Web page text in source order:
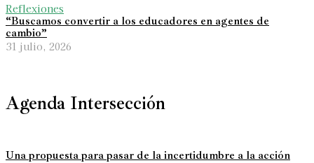
Reflexiones
“Buscamos convertir a los educadores en agentes de
cambio”
31 julio, 2026
Agenda Intersección
Una propuesta para pasar de la incertidumbre a la acción